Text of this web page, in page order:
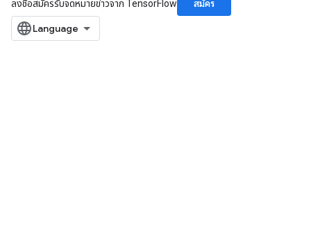
ลงชื่อสมัครรับจดหมายข่าวจาก TensorFlow
สมัคร